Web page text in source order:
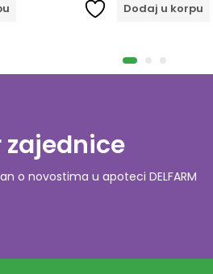
Dodaj u korpu
zajednice
o novostima u apoteci DELFARM